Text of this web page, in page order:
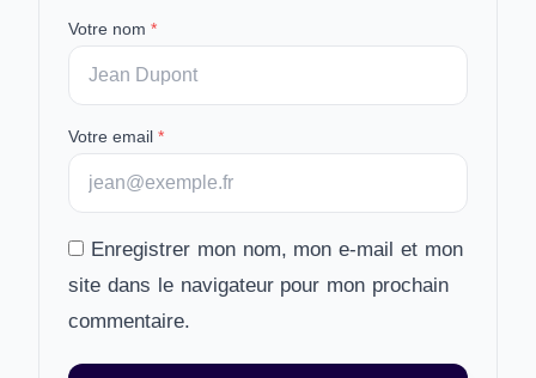
Votre nom *
Votre email *
Enregistrer mon nom, mon e-mail et mon
site dans le navigateur pour mon prochain
commentaire.